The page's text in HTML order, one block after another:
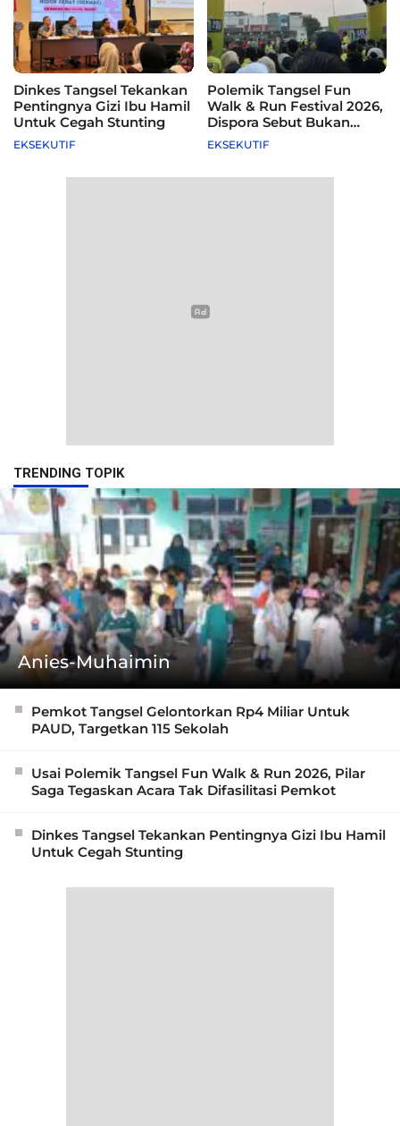
Dinkes Tangsel Tekankan
Pentingnya Gizi Ibu Hamil
Untuk Cegah Stunting
EKSEKUTIF
Polemik Tangsel Fun
Walk & Run Festival 2026,
Dispora Sebut Bukan
Agenda Pemkot
EKSEKUTIF
TRENDING TOPIK
Anies-Muhaimin
Pemkot Tangsel Gelontorkan Rp4 Miliar Untuk
PAUD, Targetkan 115 Sekolah
Usai Polemik Tangsel Fun Walk & Run 2026, Pilar
Saga Tegaskan Acara Tak Difasilitasi Pemkot
Dinkes Tangsel Tekankan Pentingnya Gizi Ibu Hamil
Untuk Cegah Stunting